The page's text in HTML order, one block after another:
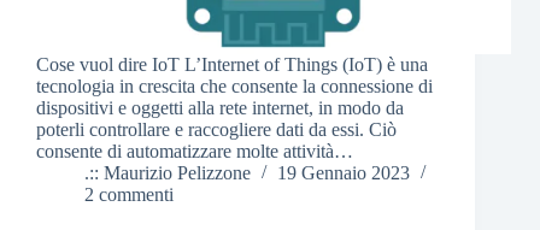
Cose vuol dire IoT L’Internet of Things (IoT) è una
tecnologia in crescita che consente la connessione di
dispositivi e oggetti alla rete internet, in modo da
poterli controllare e raccogliere dati da essi. Ciò
consente di automatizzare molte attività…
.:: Maurizio Pelizzone
19 Gennaio 2023
2 commenti